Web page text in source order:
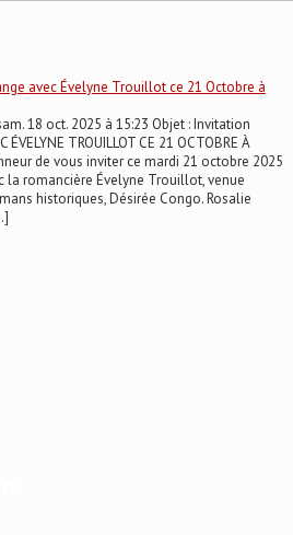
avec Évelyne Trouillot ce 21 Octobre à
18 oct. 2025 à 15:23 Objet : Invitation
ÉVELYNE TROUILLOT CE 21 OCTOBRE À
de vous inviter ce mardi 21 octobre 2025
la romancière Évelyne Trouillot, venue
historiques, Désirée Congo. Rosalie